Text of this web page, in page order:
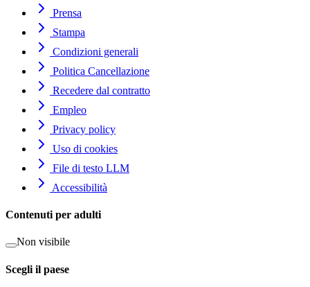
Prensa
Stampa
Condizioni generali
Politica Cancellazione
Recedere dal contratto
Empleo
Privacy policy
Uso di cookies
File di testo LLM
Accessibilità
Contenuti per adulti
Non visibile
Scegli il paese